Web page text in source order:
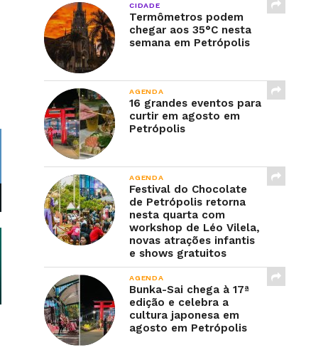
CIDADE
Termômetros podem
chegar aos 35°C nesta
semana em Petrópolis
AGENDA
16 grandes eventos para
curtir em agosto em
Petrópolis
AGENDA
Festival do Chocolate
de Petrópolis retorna
nesta quarta com
workshop de Léo Vilela,
novas atrações infantis
e shows gratuitos
AGENDA
Bunka-Sai chega à 17ª
edição e celebra a
cultura japonesa em
agosto em Petrópolis